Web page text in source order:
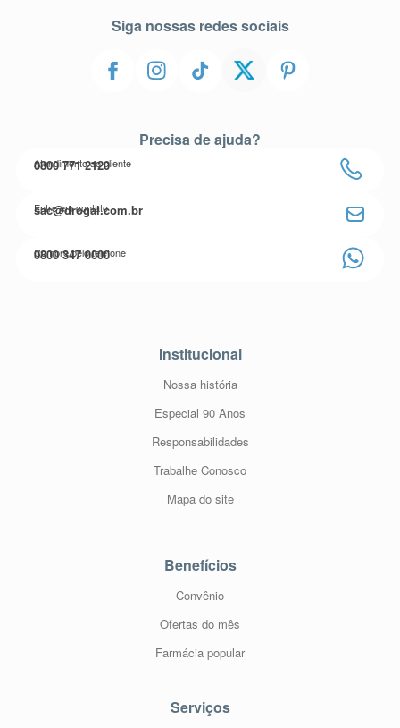
Siga nossas redes sociais
Precisa de ajuda?
Atendimento ao cliente
0800 771 2120
Entre em contato
sac@drogal.com.br
Compre pelo telefone
0800 347 0000
Institucional
Nossa história
Especial 90 Anos
Responsabilidades
Trabalhe Conosco
Mapa do site
Benefícios
Convênio
Ofertas do mês
Farmácia popular
Serviços